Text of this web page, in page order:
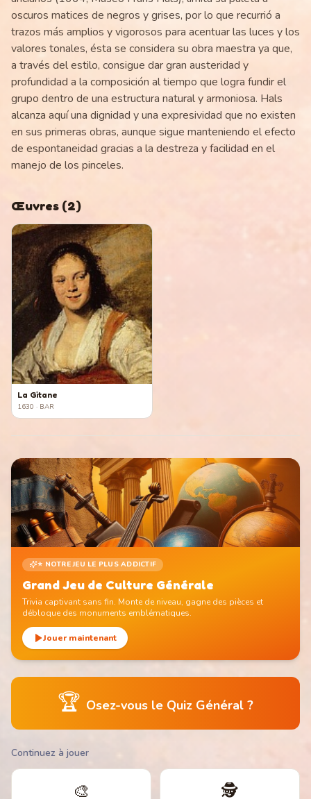
oscuros matices de negros y grises, por lo que recurrió a
trazos más amplios y vigorosos para acentuar las luces y los
valores tonales, ésta se considera su obra maestra ya que,
a través del estilo, consigue dar gran austeridad y
profundidad a la composición al tiempo que logra fundir el
grupo dentro de una estructura natural y armoniosa. Hals
alcanza aquí una dignidad y una expresividad que no existen
en sus primeras obras, aunque sigue manteniendo el efecto
de espontaneidad gracias a la destreza y facilidad en el
manejo de los pinceles.
Œuvres (2)
La Gitane
1630 · BAR
⭐ NOTRE JEU LE PLUS ADDICTIF
Grand Jeu de Culture Générale
Trivia captivant sans fin. Monte de niveau, gagne des pièces et
débloque des monuments emblématiques.
Jouer maintenant
🏆 Osez-vous le Quiz Général ?
Continuez à jouer
🎨 🕵️